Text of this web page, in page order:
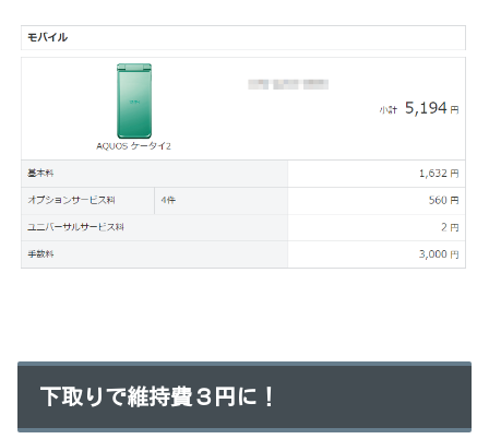
下取りで維持費３円に！